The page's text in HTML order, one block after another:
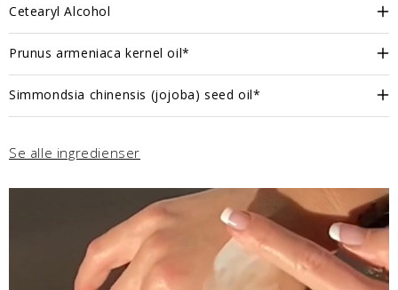
Cetearyl Alcohol
Prunus armeniaca kernel oil*
Simmondsia chinensis (jojoba) seed oil*
Se alle ingredienser